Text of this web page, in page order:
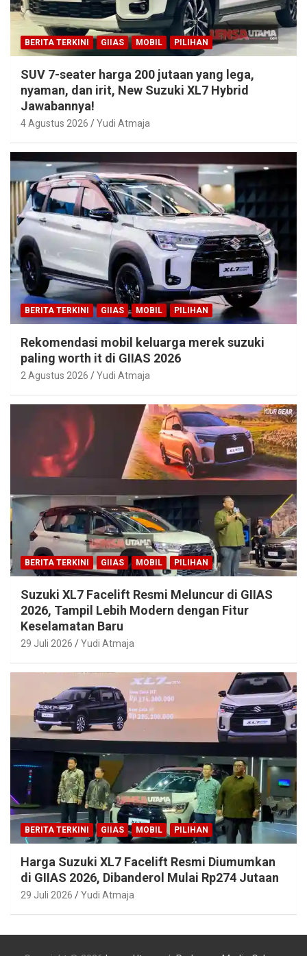
BERITA TERKINI GIIAS MOBIL PILIHAN
SUV 7-seater harga 200 jutaan yang lega,
nyaman, dan irit, New Suzuki XL7 Hybrid
Jawabannya!
4 Agustus 2026 Yudi Atmaja
BERITA TERKINI GIIAS MOBIL PILIHAN
Rekomendasi mobil keluarga merek suzuki
paling worth it di GIIAS 2026
2 Agustus 2026 Yudi Atmaja
BERITA TERKINI GIIAS MOBIL PILIHAN
Suzuki XL7 Facelift Resmi Meluncur di GIIAS
2026, Tampil Lebih Modern dengan Fitur
Keselamatan Baru
29 Juli 2026 Yudi Atmaja
BERITA TERKINI GIIAS MOBIL PILIHAN
Harga Suzuki XL7 Facelift Resmi Diumumkan
di GIIAS 2026, Dibanderol Mulai Rp274 Jutaan
29 Juli 2026 Yudi Atmaja